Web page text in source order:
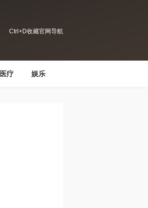
Ctrl+D收藏官网导航
医疗 娱乐